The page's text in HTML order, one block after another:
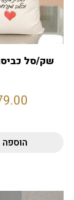
שק/סל